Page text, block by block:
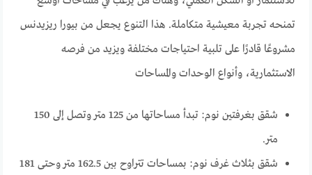
تمنحه تجربة معيشية متكاملة. هذا التنوع يجعل من بيورا ريزيدنس
مشروعًا قادرًا على تلبية احتياجات مختلفة ويزيد من فرصه
الاستثمارية، وأنواع الوحدات والمساحات
شقق بغرفتين نوم: تبدأ مساحاتها من 125 متر وتصل إلى 150
متر.
شقق بثلاث غرف نوم: بمساحات تتراوح بين 162.5 متر وحتى 181